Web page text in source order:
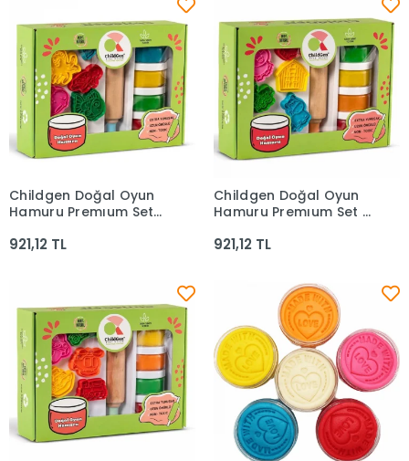
Sepete Ekle
Childgen Doğal Oyun
Hamuru Premıum Set
921,12 TL
Sepete Ekle
Childgen Doğal Oyun
Hamuru Premıum Set -
921,12 TL